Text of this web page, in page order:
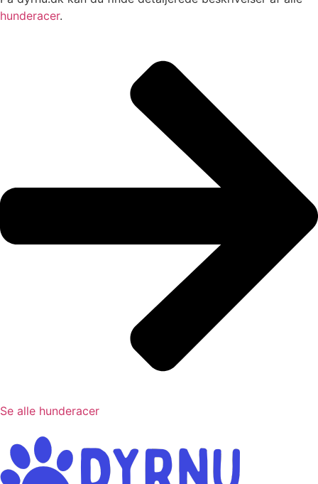
hunderacer.
Se alle hunderacer